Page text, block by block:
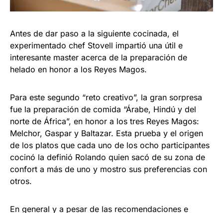
Antes de dar paso a la siguiente cocinada, el
experimentado chef Stovell impartió una útil e
interesante master acerca de la preparación de
helado en honor a los Reyes Magos.
Para este segundo “reto creativo”, la gran sorpresa
fue la preparación de comida “Árabe, Hindú y del
norte de África”, en honor a los tres Reyes Magos:
Melchor, Gaspar y Baltazar. Esta prueba y el origen
de los platos que cada uno de los ocho participantes
cocinó la definió Rolando quien sacó de su zona de
confort a más de uno y mostro sus preferencias con
otros.
En general y a pesar de las recomendaciones e